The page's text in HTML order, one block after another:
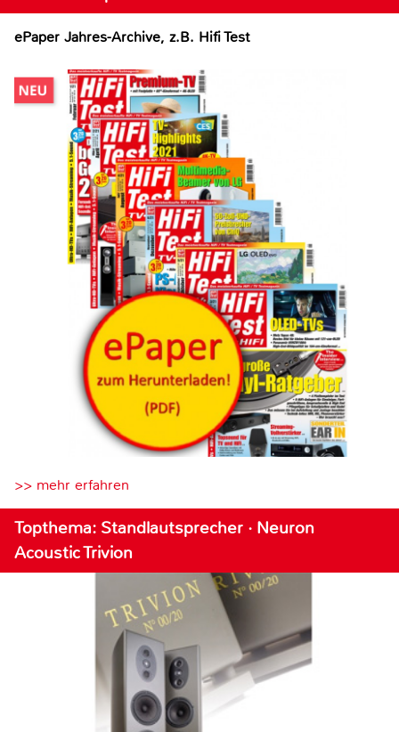
ePaper Jahres-Archive, z.B. Hifi Test
>> mehr erfahren
Topthema: Standlautsprecher · Neuron
Acoustic Trivion